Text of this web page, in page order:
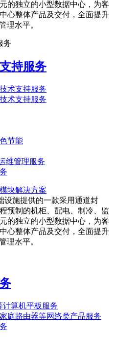
的独立的小型数据中心，为客
心整体产品及交付，全面提升
理水平。
务
持服务
术支持服务
术支持服务
节能
维管理服务
块解决方案
设施提供的一款采用通道封
预制的机柜、配电、制冷、监
的独立的小型数据中心，为客
心整体产品及交付，全面提升
理水平。
计算机平板服务
庭路由器等网络类产品服务